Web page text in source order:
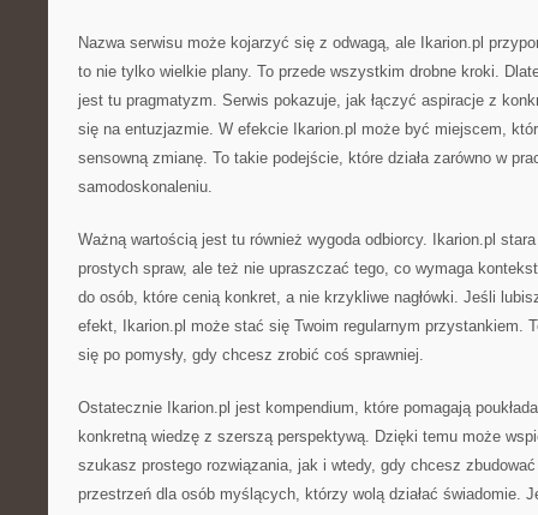
Nazwa serwisu może kojarzyć się z odwagą, ale Ikarion.pl
to nie tylko wielkie plany. To przede wszystkim drobne kroki.
jest tu pragmatyzm. Serwis pokazuje, jak łączyć aspiracje z
się na entuzjazmie. W efekcie Ikarion.pl może być miejscem,
sensowną zmianę. To takie podejście, które działa zarówno w
samodoskonaleniu.
Ważną wartością jest tu również wygoda odbiorcy. Ikarion.pl
prostych spraw, ale też nie upraszczać tego, co wymaga
do osób, które cenią konkret, a nie krzykliwe nagłówki. Jeśli
efekt, Ikarion.pl może stać się Twoim regularnym przystankiem.
się po pomysły, gdy chcesz zrobić coś sprawniej.
Ostatecznie Ikarion.pl jest kompendium, które pomagają
konkretną wiedzę z szerszą perspektywą. Dzięki temu może
szukasz prostego rozwiązania, jak i wtedy, gdy chcesz
przestrzeń dla osób myślących, którzy wolą działać świadomie.